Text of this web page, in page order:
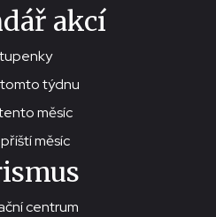
akcí
týdnu
měsíc
měsíc
centrum